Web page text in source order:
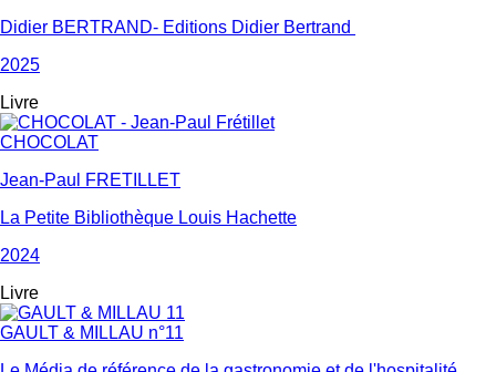
Didier BERTRAND- Editions Didier Bertrand
2025
Livre
CHOCOLAT
Jean-Paul FRETILLET
La Petite Bibliothèque Louis Hachette
2024
Livre
GAULT & MILLAU n°11